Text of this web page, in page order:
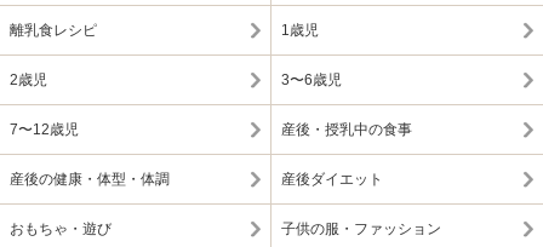
離乳食レシピ 1歳児
2歳児 3〜6歳児
7〜12歳児 産後・授乳中の食事
産後の健康・体型・体調 産後ダイエット
おもちゃ・遊び 子供の服・ファッション